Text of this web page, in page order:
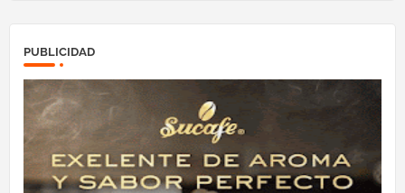
PUBLICIDAD